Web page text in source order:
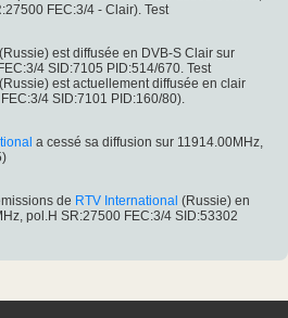
FEC:3/4 - Clair). Test
(Russie) est diffusée en DVB-S Clair sur
4 SID:7105 PID:514/670. Test
(Russie) est actuellement diffusée en clair
4 SID:7101 PID:160/80).
a cessé sa diffusion sur 11914.00MHz,
de RTV International (Russie) en
pol.H SR:27500 FEC:3/4 SID:53302